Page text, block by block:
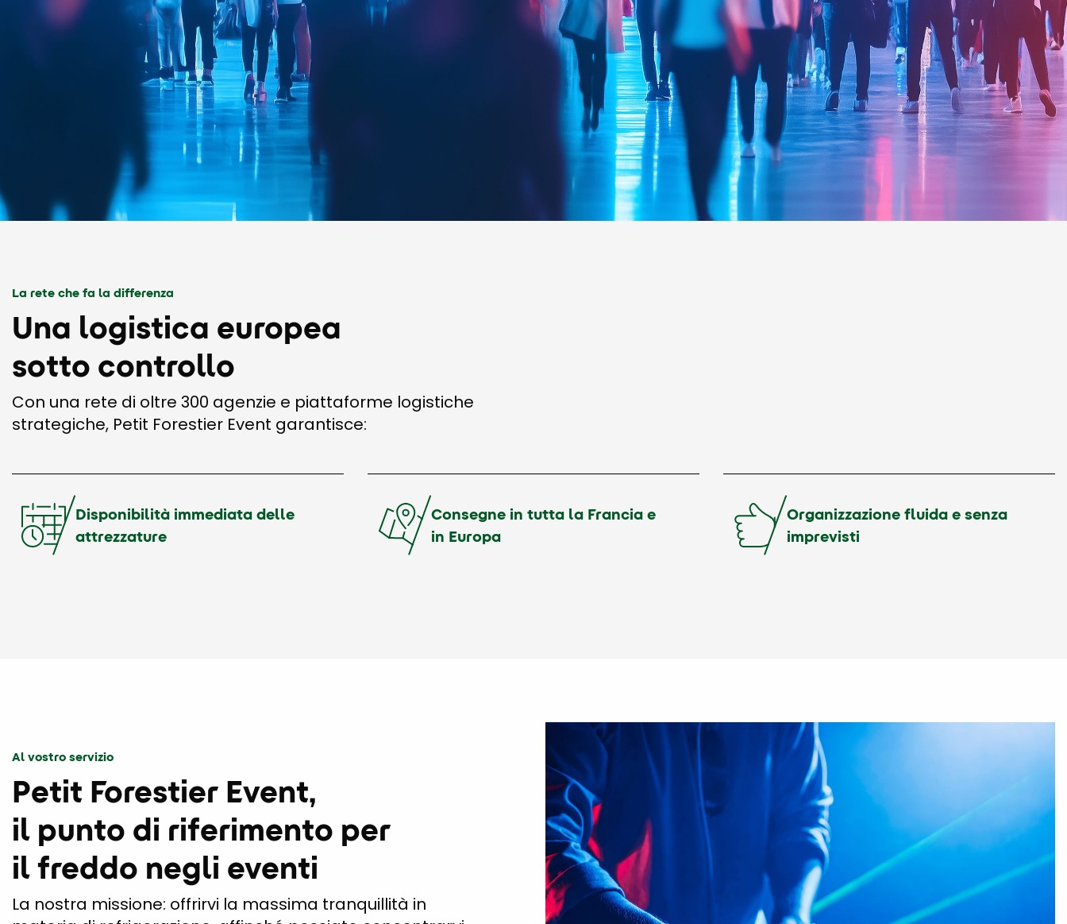
La rete che fa la differenza
Una logistica europea
sotto controllo
Con una rete di oltre 300 agenzie e piattaforme logistiche
strategiche, Petit Forestier Event garantisce:
Disponibilità immediata delle
attrezzature
Consegne in tutta la Francia e
in Europa
Organizzazione fluida e senza
imprevisti
Al vostro servizio
Petit Forestier Event,
il punto di riferimento per
il freddo negli eventi
La nostra missione: offrirvi la massima tranquillità in